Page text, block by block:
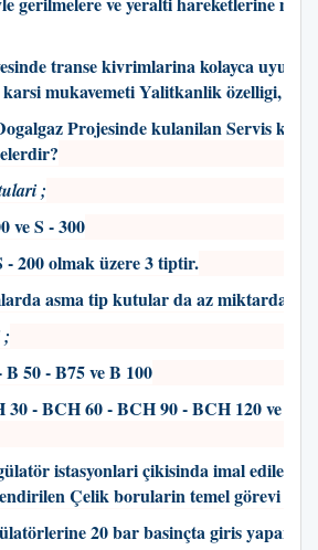
transe kivrimlarina kolayca uyum
mukavemeti Yalitkanlik özelligi,
Projesinde kulanilan Servis
;
ve S - 300
200 olmak üzere 3 tiptir.
asma tip kutular da az miktarda
;
50 - B75 ve B 100
- BCH 60 - BCH 90 - BCH 120 ve B
istasyonlari çikisinda imal edilen
Çelik borularin temel görevi
20 bar basinçta giris yapan